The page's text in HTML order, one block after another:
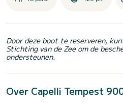
Door deze boot te reserveren,
Stichting van de Zee om de
ondersteunen.
Over Capelli Tempest